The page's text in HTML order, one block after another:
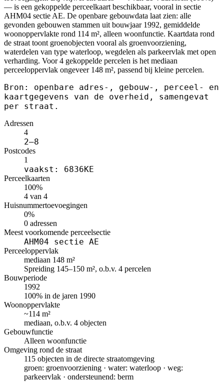
— is een gekoppelde perceelkaart beschikbaar, vooral in sectie
AHM04 sectie AE. De openbare gebouwdata laat zien: alle
gevonden gebouwen stammen uit bouwjaar 1992, gemiddelde
woonoppervlakte rond 114 m², alleen woonfunctie. Kaartdata rond
de straat toont groenobjecten vooral als groenvoorziening,
waterdelen van type waterloop, wegdelen als parkeervlak met open
verharding. Voor 4 gekoppelde percelen is het mediaan
perceeloppervlak ongeveer 148 m², passend bij kleine percelen.
Bron: openbare adres-, gebouw-, perceel- en
kaartgegevens van de overheid, samengevat
per straat.
Adressen
4
2–8
Postcodes
1
vaakst: 6836KE
Perceelkaarten
100%
4 van 4
Huisnummertoevoegingen
0%
0 adressen
Meest voorkomende perceelsectie
AHM04 sectie AE
Perceeloppervlak
mediaan 148 m²
Spreiding 145–150 m², o.b.v. 4 percelen
Bouwperiode
1992
100% in de jaren 1990
Woonoppervlakte
~114 m²
mediaan, o.b.v. 4 objecten
Gebouwfunctie
Alleen woonfunctie
Omgeving rond de straat
115 objecten in de directe straatomgeving
groen: groenvoorziening · water: waterloop · weg:
parkeervlak · ondersteunend: berm